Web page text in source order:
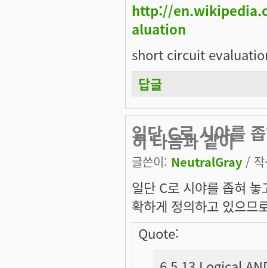
http://
aluation
short circuit evaluation
답글
일단 C로 시야를
히 다음과 같이
글쓴이: NeutralGray /
일단 C로 시야를 좁혀
확하게 정의하고 있으므
Quote: